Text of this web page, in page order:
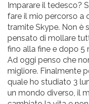
Imparare il tedesco?
fare il mio percorso a
tramite Skype. Non è
pensato di mollare
fino alla fine e dopo 5
Ad oggi penso che
migliore. Finalmente
quale ho studiato 3
un mondo diverso, il